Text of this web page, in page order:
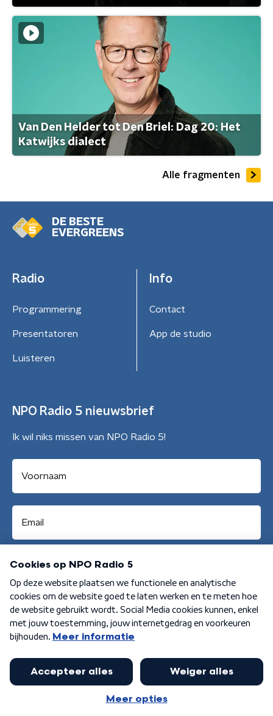
Van Den Helder tot Den Briel: Dag 20: Het
Katwijks dialect
Alle fragmenten
DE BESTE
EVERGREENS
Radio
Programmering
Presentatoren
Luisteren
Info
Contact
App de studio
NPO Radio 5 nieuwsbrief
Ik wil niks missen van NPO Radio 5!
Aanmelden
Algemene voorwaarden Privacybeleid